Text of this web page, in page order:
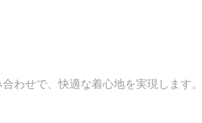
わせで、快適な着心地を実現します。